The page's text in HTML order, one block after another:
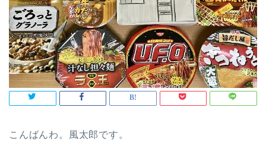
こんばんわ。風太郎です。